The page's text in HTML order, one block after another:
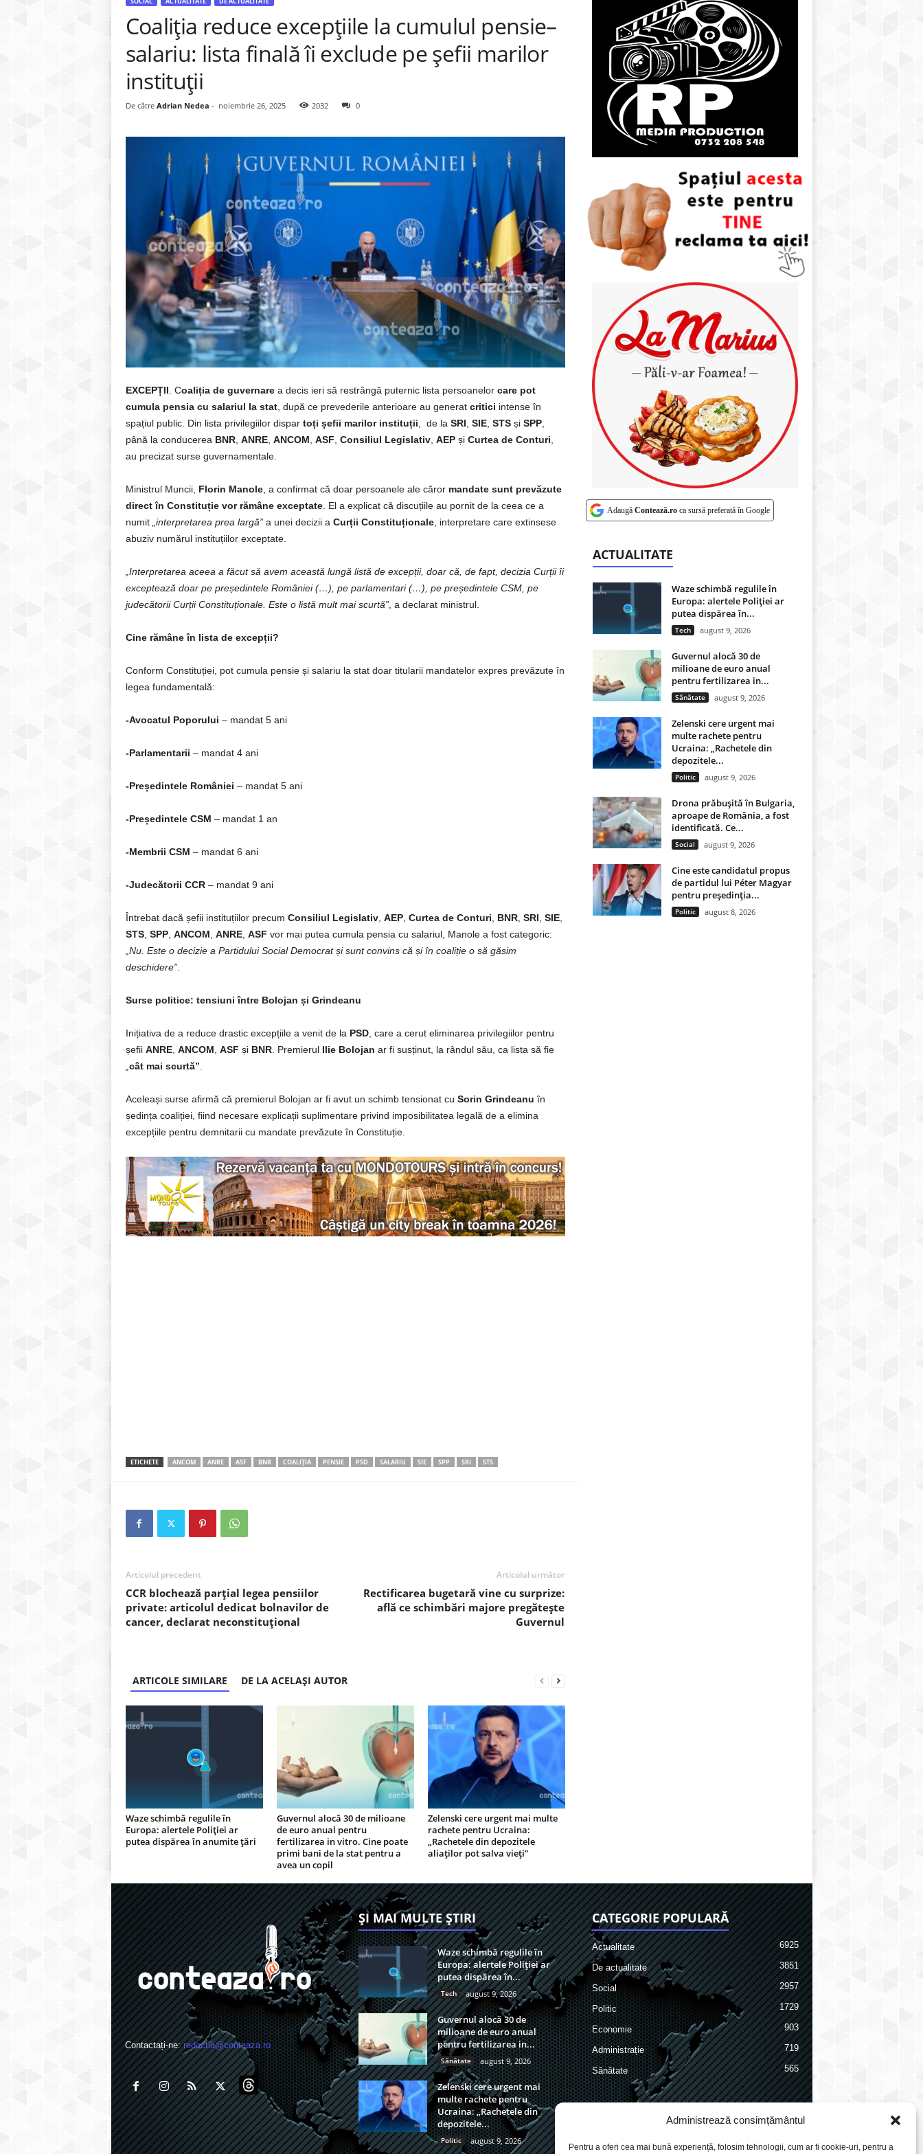
Administrează consimțământul
Pentru a oferi cea mai bună experiență, folosim tehnologii, cum ar fi cookie-uri, pentru a
Coaliția reduce excepțiile la cumulul pensie–
salariu: lista finală îi exclude pe șefii marilor
instituții
De către Adrian Nedea - noiembrie 26, 2025 2032 0
EXCEPȚII . Coaliția de guvernarea decis ieri să restrângă puternic lista persoanelor care pot
cumula pensia cu salariul la stat, după ce prevederile anterioare au generat critici intense în
spațiul public. Din lista privilegiilor dispar toți șefii marilor instituții , de la SRI SIE, STSși SPP,
până la conducerea BNR, ANRE, ANCOM ASF Consiliul Legislativ, AEPși Curtea de Conturi
au precizat surse guvernamentale.
Ministrul Muncii, Florin Manole, a confirmat că doar persoanele ale căror mandate sunt prevăzute
direct în Constituție vor rămâne exceptate. El a explicat că discuțiile au pornit de la ceea ce a
numit „interpretarea prea largă”a unei decizii a Curții Constituționale, interpretare care extinsese
abuziv numărul instituțiilor exceptate.
„Interpretarea aceea a făcut să avem această lungă listă de excepții, doar că, de fapt, decizia Curții îi
exceptează doar pe președintele României (…), pe parlamentari (…), pe președintele CSM, pe
judecătorii Curții Constituționale. Este o listă mult mai scurtă”, a declarat ministrul.
Cine rămâne în lista de excepții?
Conform Constituției, pot cumula pensie și salariu la stat doar titularii mandatelor expres prevăzute în
legea fundamentală:
-Avocatul Poporului – mandat 5 ani
-Parlamentarii – mandat 4 ani
-Președintele României – mandat 5 ani
-Președintele CSM – mandat 1 an
-Membrii CSM – mandat 6 ani
-Judecătorii CCR– mandat 9 ani
Întrebat dacă șefii instituțiilor precum Consiliul Legislativ, AEP, Curtea de Conturi BNR, SRI SIE,
STS, SPP, ANCOM ANRE, ASF vor mai putea cumula pensia cu salariul, Manole a fost categoric:
„Nu. Este o decizie a Partidului Social Democrat și sunt convins că și în coaliție o să găsim
deschidere”.
Surse politice: tensiuni între Bolojan și Grindeanu
Inițiativa de a reduce drastic excepțiile a venit de la PSD, care a cerut eliminarea privilegiilor pentru
șefii ANRE, ANCOM ASF și BNR. Premierul Ilie Bolojan ar fi susținut, la rândul său, ca lista să fie
cât mai scurtă”
Aceleași surse afirmă că premierul Bolojan ar fi avut un schimb tensionat cu Sorin Grindeanu în
ședința coaliției, fiind necesare explicații suplimentare privind imposibilitatea legală de a elimina
excepțiile pentru demnitarii cu mandate prevăzute în Constituție.
ETICHETE ANCOM ANRE ASF BNR COALIȚIA PENSIE PSD SALARIU SIE SPP SRI STS
Articolul precedent
CCR blochează parțial legea pensiilor
private: articolul dedicat bolnavilor de
cancer, declarat neconstituțional
Articolul următor
Rectificarea bugetară vine cu surprize:
află ce schimbări majore pregătește
Guvernul
ARTICOLE SIMILARE DE LA ACELAȘI AUTOR
Waze schimbă regulile în
Europa: alertele Poliției ar
putea dispărea în anumite țări
Guvernul alocă 30 de milioane
de euro anual pentru
fertilizarea in vitro. Cine poate
primi bani de la stat pentru a
avea un copil
Zelenski cere urgent mai multe
rachete pentru Ucraina:
„Rachetele din depozitele
aliaților pot salva vieți”
Adaugă Contează.roca sursă preferată în Google
ACTUALITATE
Waze schimbă regulile în
Europa: alertele Poliției ar
putea dispărea în...
Tech august 9, 2026
Guvernul alocă 30 de
milioane de euro anual
pentru fertilizarea in...
Sănătate august 9, 2026
Zelenski cere urgent mai
multe rachete pentru
Ucraina: „Rachetele din
depozitele...
Politic august 9, 2026
Drona prăbușită în Bulgaria,
aproape de România, a fost
identificată. Ce...
Social august 9, 2026
Cine este candidatul propus
de partidul lui Péter Magyar
pentru președinția...
Politic august 8, 2026
Contactați-ne:redactia@conteaza.ro
ȘI MAI MULTE ȘTIRI
Waze schimbă regulile în
Europa: alertele Poliției ar
putea dispărea în...
Tech august 9, 2026
Guvernul alocă 30 de
milioane de euro anual
pentru fertilizarea in...
Sănătate august 9, 2026
Zelenski cere urgent mai
multe rachete pentru
Ucraina: „Rachetele din
depozitele...
Politic august 9, 2026
CATEGORIE POPULARĂ
Actualitate 6925
De actualitate 3851
Social 2957
Politic 1729
Economie 903
Administrație 719
Sănătate 565